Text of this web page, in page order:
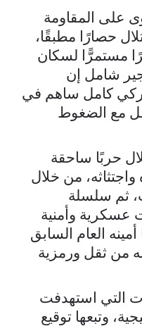
على المقاومة
حصارًا مطبقًا،
مستمرًّا لسكان
شامل إن
كامل ساهم في
مع الضغوط
حربًا ساحقة
من خلال
ثم سلسلة
عسكرية وأمنية
العام السابق
من ثقل ورمزية
التي استهدفت
وتبعها توقيع